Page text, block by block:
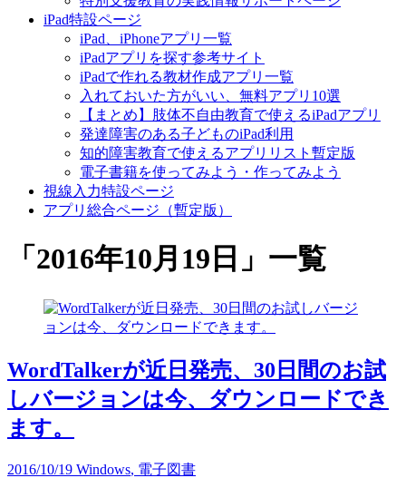
iPad特設ページ
iPad、iPhoneアプリ一覧
iPadアプリを探す参考サイト
iPadで作れる教材作成アプリ一覧
入れておいた方がいい、無料アプリ10選
【まとめ】肢体不自由教育で使えるiPadアプリ
発達障害のある子どものiPad利用
知的障害教育で使えるアプリリスト暫定版
電子書籍を使ってみよう・作ってみよう
視線入力特設ページ
アプリ総合ページ（暫定版）
「 2016年10月19日 」 一覧
WordTalkerが近日発売、30日間のお試
しバージョンは今、ダウンロードでき
ます。
2016/10/19 Windows, 電子図書